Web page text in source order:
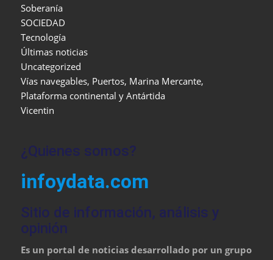
Soberanía
SOCIEDAD
Tecnología
Últimas noticias
Uncategorized
Vías navegables, Puertos, Marina Mercante,
Plataforma continental y Antártida
Vicentin
¿Quienes somos?
infoydata.com
Sitio de información, análisis y
opinión
Es un portal de noticias desarrollado por un grupo